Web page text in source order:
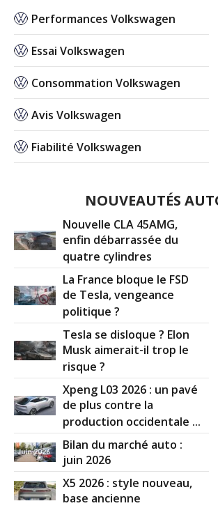
Performances Volkswagen
Essai Volkswagen
Consommation Volkswagen
Avis Volkswagen
Fiabilité Volkswagen
NOUVEAUTÉS
Nouvelle CLA 45AMG,
enfin débarrassée du
quatre cylindres
La France bloque le FSD
de Tesla, vengeance
politique ?
Tesla se disloque ? Elon
Musk aimerait-il trop le
risque ?
Xpeng L03 2026 : un pavé
de plus contre la
production occidentale ...
Bilan du marché auto :
juin 2026
X5 2026 : style nouveau,
base ancienne